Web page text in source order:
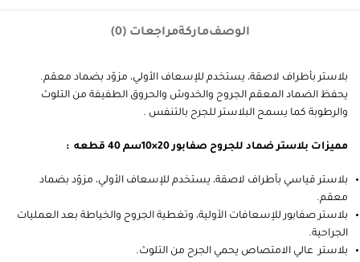
الوصفماركةمراجعات (0)
بلاستر بأطراف لاصقة، يستخدم للإسعاف الأولي، مزوّد بضماد معقم.
يحفظ الضماد المعقم الجروح والخدوش والحروق الطفيفة من التلوث
والرطوبة كما يسمح البلاستر للجرح بالتنفس .
مميزات بلاستر ضماد للجروح صفابور 20×10سم 40 قطعه :
بلاستر قياسي بأطراف لاصقة، يستخدم للإسعاف الأولي، مزوّد بضماد
معقم.
بلاستر صفابور للإسعافات الأولية، وتغطية الجروح والخياطة بعد العمليات
الجراحية.
بلاستر عالي الامتصاص يحمي الجرح من التلوث.